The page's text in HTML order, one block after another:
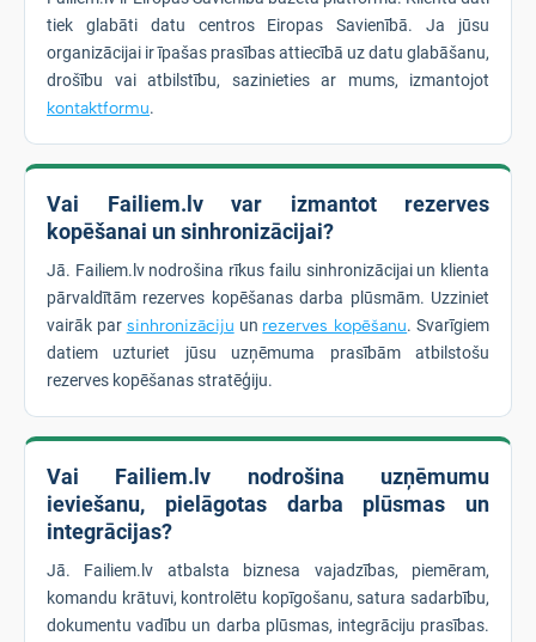
tiek glabāti datu centros Eiropas Savienībā. Ja jūsu
organizācijai ir īpašas prasības attiecībā uz datu glabāšanu,
drošību vai atbilstību, sazinieties ar mums, izmantojot
kontaktformu.
Vai Failiem.lv var izmantot rezerves
kopēšanai un sinhronizācijai?
Jā. Failiem.lv nodrošina rīkus failu sinhronizācijai un klienta
pārvaldītām rezerves kopēšanas darba plūsmām. Uzziniet
vairāk par sinhronizāciju un rezerves kopēšanu. Svarīgiem
datiem uzturiet jūsu uzņēmuma prasībām atbilstošu
rezerves kopēšanas stratēģiju.
Vai Failiem.lv nodrošina uzņēmumu
ieviešanu, pielāgotas darba plūsmas un
integrācijas?
Jā. Failiem.lv atbalsta biznesa vajadzības, piemēram,
komandu krātuvi, kontrolētu kopīgošanu, satura sadarbību,
dokumentu vadību un darba plūsmas, integrāciju prasības.